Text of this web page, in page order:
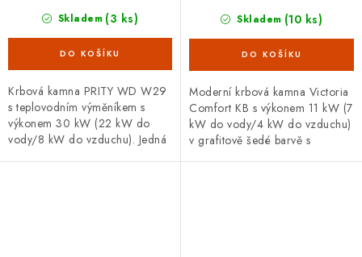
Skladem (3 ks)
Krbová kamna PRITY WD W29
s teplovodním výměníkem s
výkonem 30 kW (22 kW do
vody/8 kW do vzduchu). Jedná
Skladem (10 ks)
Moderní krbová kamna Victoria
Comfort KB s výkonem 11 kW (7
kW do vody/4 kW do vzduchu)
v grafitově šedé barvě s